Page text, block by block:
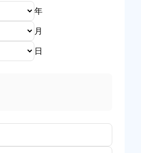
年
月
日